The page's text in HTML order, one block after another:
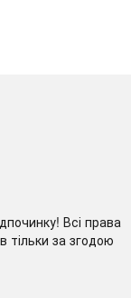
Всі права
тільки за згодою